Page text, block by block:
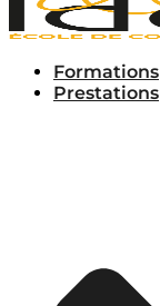
Formations
Prestations